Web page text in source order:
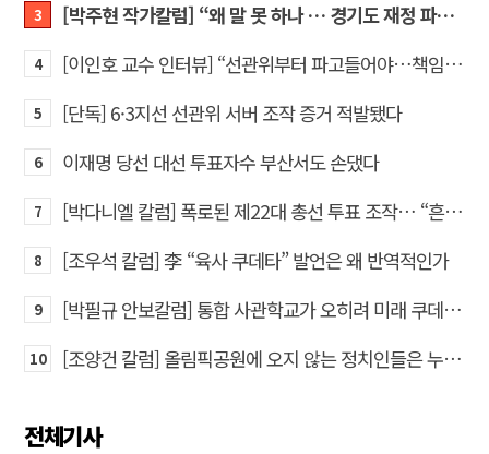
3 [박주현 작가칼럼] “왜 말 못 하나 … 경기도 재정 파탄의 진짜 원인을”
4 [이인호 교수 인터뷰] “선관위부터 파고들어야…책임자 직접 고발하라”
5 [단독] 6·3지선 선관위 서버 조작 증거 적발됐다
6 이재명 당선 대선 투표자수 부산서도 손댔다
7 [박다니엘 칼럼] 폭로된 제22대 총선 투표 조작… “흔들리는 가짜 국회의원들”
8 [조우석 칼럼] 李 “육사 쿠데타” 발언은 왜 반역적인가
9 [박필규 안보칼럼] 통합 사관학교가 오히려 미래 쿠데타의 통로가 되는 이유
10 [조양건 칼럼] 올림픽공원에 오지 않는 정치인들은 누구인가
전체기사